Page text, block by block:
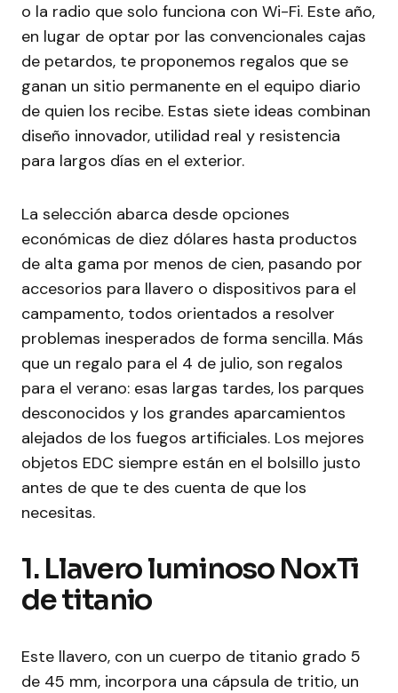
o la radio que solo funciona con Wi-Fi. Este año,
en lugar de optar por las convencionales cajas
de petardos, te proponemos regalos que se
ganan un sitio permanente en el equipo diario
de quien los recibe. Estas siete ideas combinan
diseño innovador, utilidad real y resistencia
para largos días en el exterior.
La selección abarca desde opciones
económicas de diez dólares hasta productos
de alta gama por menos de cien, pasando por
accesorios para llavero o dispositivos para el
campamento, todos orientados a resolver
problemas inesperados de forma sencilla. Más
que un regalo para el 4 de julio, son regalos
para el verano: esas largas tardes, los parques
desconocidos y los grandes aparcamientos
alejados de los fuegos artificiales. Los mejores
objetos EDC siempre están en el bolsillo justo
antes de que te des cuenta de que los
necesitas.
1. Llavero luminoso NoxTi
de titanio
Este llavero, con un cuerpo de titanio grado 5
de 45 mm, incorpora una cápsula de tritio, un